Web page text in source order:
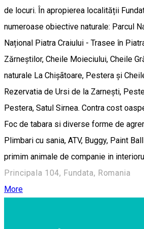
de locuri. În apropierea localității
numeroase obiective naturale: Parcul
Național Piatra Craiului - Trasee în
Zărneștilor, Cheile Moieciului, Cheile
naturale La Chișãtoare, Pestera și
Rezervatia de Ursi de la Zarnești,
Pestera, Satul Sirnea. Contra cost
Foc de tabara si diverse forme de
Plimbari cu sania, ATV, Buggy, Paint
primim animale de companie in
Principala 104, Fundata, Romania
More